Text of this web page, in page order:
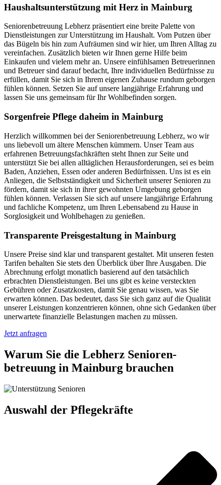
Haushalts­unterstützung mit Herz in Mainburg
Seniorenbetreuung Lebherz präsentiert eine breite Palette von
Dienstleistungen zur Unterstützung im Haushalt. Vom Putzen über
das Bügeln bis hin zum Aufräumen sind wir hier, um Ihren Alltag zu
vereinfachen. Zusätzlich bieten wir Ihnen gerne Hilfe beim
Einkaufen und vielem mehr an. Unsere einfühlsamen Betreuerinnen
und Betreuer sind darauf bedacht, Ihre individuellen Bedürfnisse zu
erfüllen, damit Sie sich in Ihrem eigenen Zuhause rundum geborgen
fühlen können. Setzen Sie auf unsere langjährige Erfahrung und
lassen Sie uns gemeinsam für Ihr Wohlbefinden sorgen.
Sorgenfreie Pflege daheim in Mainburg
Herzlich willkommen bei der Seniorenbetreuung Lebherz, wo wir
uns liebevoll um ältere Menschen kümmern. Unser Team aus
erfahrenen Betreuungsfachkräften steht Ihnen zur Seite und
unterstützt Sie bei allen alltäglichen Herausforderungen, sei es beim
Baden, Anziehen, Essen oder anderen Bedürfnissen. Uns ist es ein
Anliegen, die Selbstständigkeit und Sicherheit unserer Senioren zu
fördern, damit sie sich in ihrer gewohnten Umgebung geborgen
fühlen können. Verlassen Sie sich auf unsere langjährige Erfahrung
und fachliche Kompetenz, um Ihren Lebensabend zu Hause in
Sorglosigkeit und Wohlbehagen zu genießen.
Transparente Preisgestaltung in Mainburg
Unsere Preise sind klar und transparent gestaltet. Mit unseren festen
Tarifen behalten Sie stets den Überblick über Ihre Ausgaben. Die
Abrechnung erfolgt monatlich basierend auf den tatsächlich
erbrachten Dienstleistungen. Bei uns gibt es keine versteckten
Gebühren oder Zusatzkosten, damit Sie genau wissen, was Sie
erwarten können. Das bedeutet, dass Sie sich ganz auf die Qualität
unserer Leistungen konzentrieren können, ohne sich Gedanken über
unerwartete finanzielle Belastungen machen zu müssen.
Jetzt anfragen
Warum Sie die Lebherz Senioren­
betreuung in Mainburg brauchen
Auswahl der Pflegekräfte